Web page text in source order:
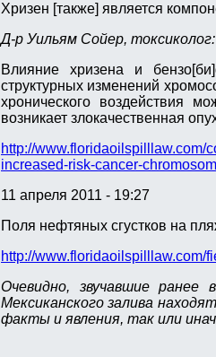
Хризен [также] является
Д-р Уильям Сойер, токсиколог:
Влияние хризена и
структурных изменений
хронического воздействия
возникает злокачественная
http://www.floridaoilspilllaw.com/
increased-risk-cancer-
11 апреля 2011 - 19:27
Поля нефтяных сгустков на
http://www.floridaoilspilllaw.com/
Очевидно, звучавшие
Мексиканского залива
факты и явления, так или